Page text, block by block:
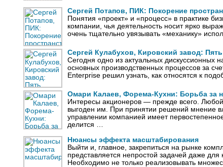
Сергей Потапов, ПИК: Покорение
Понятия «проект» и «процесс» в практике
компании, чья деятельность носит ярко
очень тщательно увязывать «механику»
Сергей Кулабухов, Кировский завод:
Сегодня одно из актуальных
основных производственных процессов за
Enterprise решил узнать, как относятся к
Омари Калаев, Форема-Кухни: Борьба за
Интересы акционеров — прежде всего.
выгоден им. При принятии решений мнение
управлении компанией имеет
делится …
Нюансы эффекта масштабирования
Выйти и, главное, закрепиться на рынке
представляется непростой задачей даже
Необходимо не только реализовывать